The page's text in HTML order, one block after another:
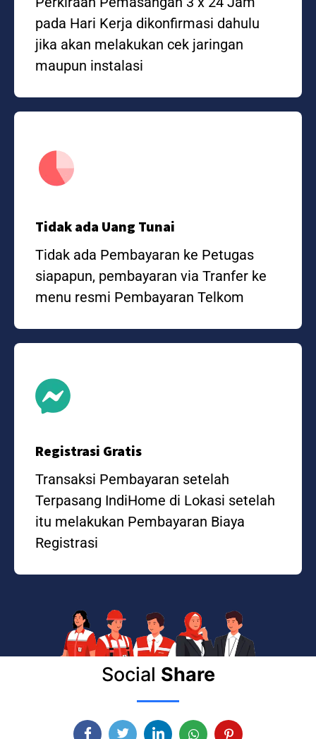
pada Hari Kerja dikonfirmasi dahulu
jika akan melakukan cek jaringan
maupun instalasi
Tidak ada Uang Tunai
Tidak ada Pembayaran ke Petugas
siapapun, pembayaran via Tranfer ke
menu resmi Pembayaran Telkom
Registrasi Gratis
Transaksi Pembayaran setelah
Terpasang IndiHome di Lokasi setelah
itu melakukan Pembayaran Biaya
Registrasi
Social Share